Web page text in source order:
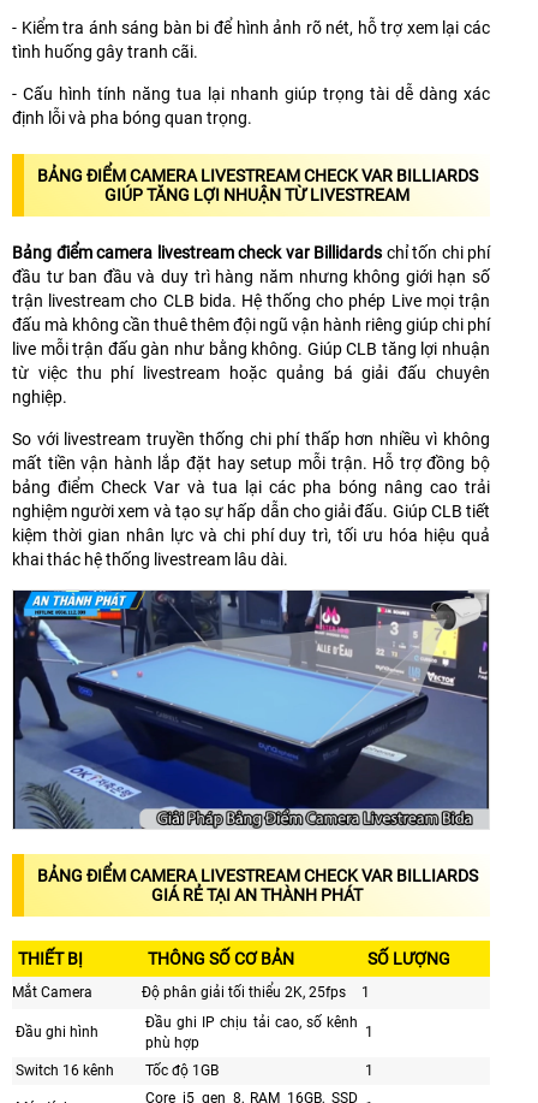
- Kiểm tra ánh sáng bàn bi để hình ảnh rõ nét, hỗ trợ xem lại các
tình huống gây tranh cãi.
- Cấu hình tính năng tua lại nhanh giúp trọng tài dễ dàng xác
định lỗi và pha bóng quan trọng.
BẢNG ĐIỂM CAMERA LIVESTREAM CHECK VAR BILLIARDS
GIÚP TĂNG LỢI NHUẬN TỪ LIVESTREAM
Bảng điểm camera livestream check var Billidards chỉ tốn chi phí
đầu tư ban đầu và duy trì hàng năm nhưng không giới hạn số
trận livestream cho CLB bida. Hệ thống cho phép Live mọi trận
đấu mà không cần thuê thêm đội ngũ vận hành riêng giúp chi phí
live mỗi trận đấu gàn như bằng không. Giúp CLB tăng lợi nhuận
từ việc thu phí livestream hoặc quảng bá giải đấu chuyên
nghiệp.
So với livestream truyền thống chi phí thấp hơn nhiều vì không
mất tiền vận hành lắp đặt hay setup mỗi trận. Hỗ trợ đồng bộ
bảng điểm Check Var và tua lại các pha bóng nâng cao trải
nghiệm người xem và tạo sự hấp dẫn cho giải đấu. Giúp CLB tiết
kiệm thời gian nhân lực và chi phí duy trì, tối ưu hóa hiệu quả
khai thác hệ thống livestream lâu dài.
BẢNG ĐIỂM CAMERA LIVESTREAM CHECK VAR BILLIARDS
GIÁ RẺ TẠI AN THÀNH PHÁT
THIẾT BỊ THÔNG SỐ CƠ BẢN SỐ LƯỢNG
Mắt Camera Độ phân giải tối thiểu 2K, 25fps 1
Đầu ghi hình
Đầu ghi IP chịu tải cao, số kênh
phù hợp
1
Switch 16 kênh Tốc độ 1GB 1
Core i5 gen 8, RAM 16GB, SSD